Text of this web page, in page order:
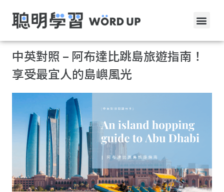
中英對照 – 阿布達比跳島旅遊指南！
享受最宜人的島嶼風光